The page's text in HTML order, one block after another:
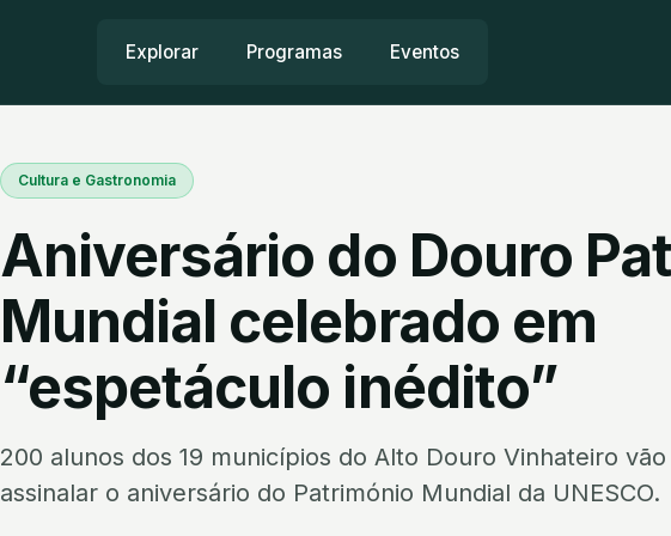
Explorar Programas Eventos
Cultura e Gastronomia
Aniversário do Douro
Mundial celebrado em
“espetáculo inédito”
200 alunos dos 19 municípios do Alto Douro Vinhateiro
assinalar o aniversário do Património Mundial da UNESCO.